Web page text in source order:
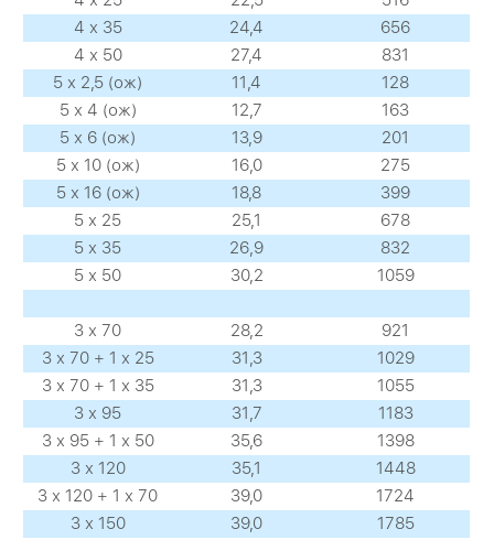
4 х 35
24,4
656
4 х 50
27,4
831
5 х 2,5 (ож)
11,4
128
5 х 4 (ож)
12,7
163
5 х 6 (ож)
13,9
201
5 х 10 (ож)
16,0
275
5 х 16 (ож)
18,8
399
5 х 25
25,1
678
5 х 35
26,9
832
5 х 50
30,2 1059
3 х 70 28,2
921
3 х 70 + 1 х 25
31,3
1029
3 х 70 + 1 х 35
31,3
1055
3 х 95
31,7
1183
3 х 95 + 1 х 50
35,6
1398
3 х 120
35,1
1448
3 х 120 + 1 х 70
39,0
1724
3 х 150
39,0
1785